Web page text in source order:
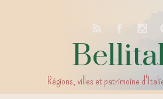
Régions, villes et patrimoine